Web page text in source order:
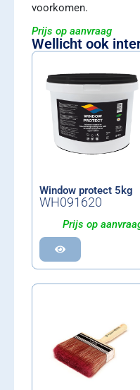
voorkomen.
Prijs op aanvraag
Wellicht ook
Window protect 5kg
WH091620
Prijs op